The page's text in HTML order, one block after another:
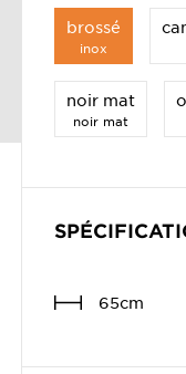
brossé
inox
noir mat
noir mat
65cm